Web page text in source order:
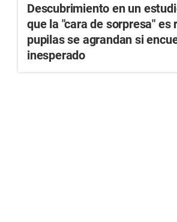
Descubrimiento en un
que la "cara de sorpresa" es
pupilas se agrandan si
inesperado